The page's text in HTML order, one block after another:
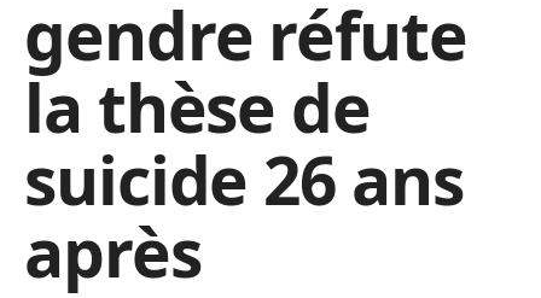
gendre réfute
la thèse de
suicide 26 ans
après